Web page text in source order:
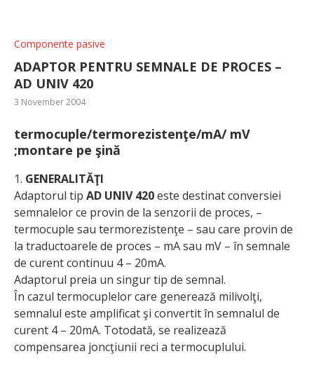
Componente pasive
ADAPTOR PENTRU SEMNALE DE PROCES –
AD UNIV 420
3 November 2004
termocuple/termorezistenţe/mA/ mV
;montare pe şină
1. GENERALITĂŢI
Adaptorul tip AD UNIV 420este destinat conversiei
semnalelor ce provin de la senzorii de proces, –
termocuple sau termorezistenţe – sau care provin de
la traductoarele de proces – mA sau mV – în semnale
de curent continuu 4 – 20mA.
Adaptorul preia un singur tip de semnal.
În cazul termocuplelor care generează milivolţi,
semnalul este amplificat şi convertit în semnalul de
curent 4 – 20mA. Totodată, se realizează
compensarea joncţiunii reci a termocuplului.